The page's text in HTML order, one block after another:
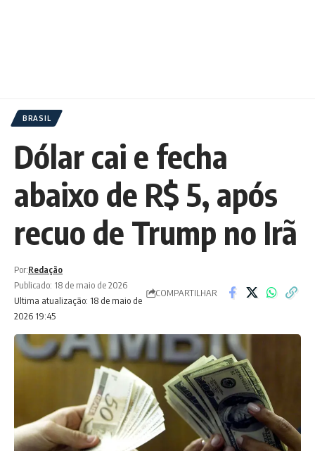
BRASIL
Dólar cai e fecha
abaixo de R$ 5, após
recuo de Trump no Irã
Ultima atualização: 18 de maio de
2026 19:45
Por:Redação
Publicado: 18 de maio de 2026
COMPARTILHAR